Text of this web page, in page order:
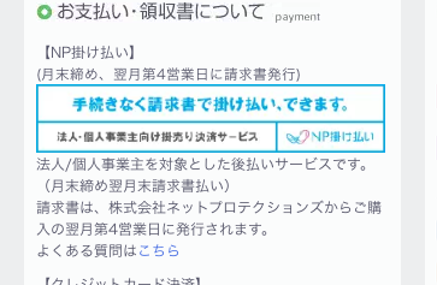
【NP掛け払い】
(月末締め、翌月第4営業日に請求書発行)
法人/個人事業主を対象とした後払いサービスです。
（月末締め翌月末請求書払い）
請求書は、株式会社ネットプロテクションズからご購
入の翌月第4営業日に発行されます。
よくある質問は こちら